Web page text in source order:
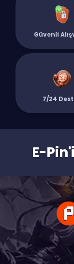
Envanterini
Güvenli
7/24
E-